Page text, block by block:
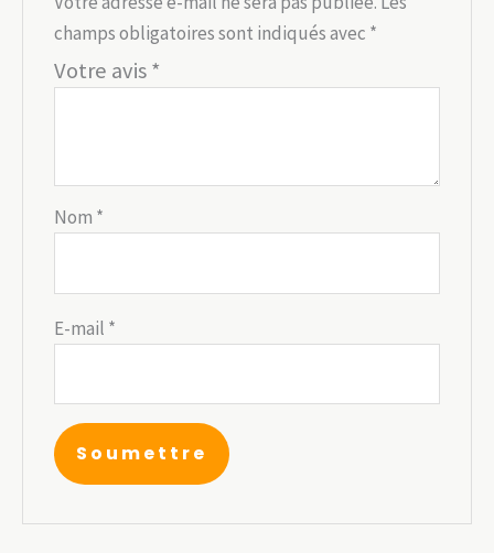
champs obligatoires sont indiqués avec *
Votre avis*
Nom *
E-mail *